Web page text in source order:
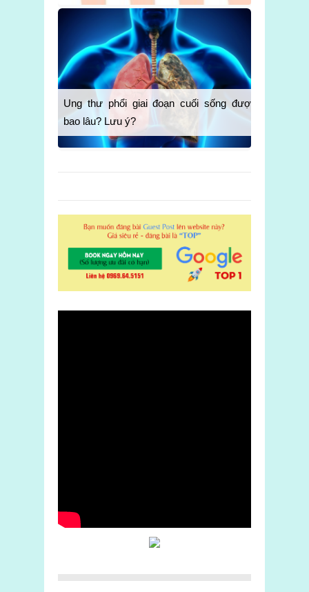
Ung thư phổi giai đoạn cuối sống được
bao lâu? Lưu ý?